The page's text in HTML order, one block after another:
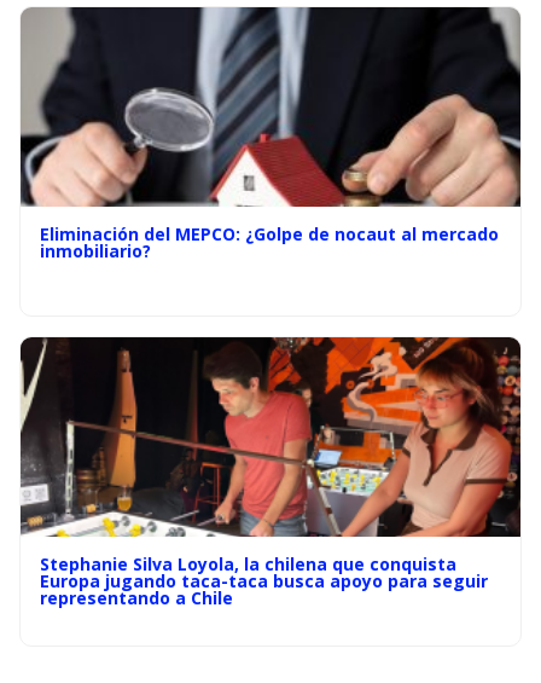
Eliminación del MEPCO: ¿Golpe de nocaut al mercado
inmobiliario?
Stephanie Silva Loyola, la chilena que conquista
Europa jugando taca-taca busca apoyo para seguir
representando a Chile